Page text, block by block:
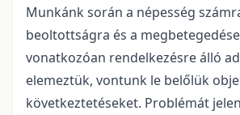
Munkánk során a népesség
beoltottságra és a
vonatkozóan rendelkezésre álló
elemeztük, vontunk le belőlük
következtetéseket. Problémát